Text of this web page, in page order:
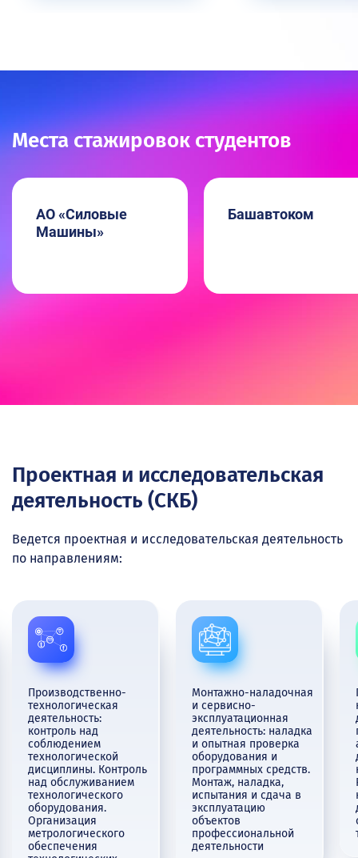
Места стажировок студентов
АО «Силовые
Машины»
Башавтоком
Проектная и исследовательская
деятельность (СКБ)
Ведется проектная и исследовательская деятельность
по направлениям:
Производственно-
технологическая
деятельность:
контроль над
соблюдением
технологической
дисциплины. Контроль
над обслуживанием
технологического
оборудования.
Организация
метрологического
обеспечения
Монтажно-наладочная
и сервисно-
эксплуатационная
деятельность: наладка
и опытная проверка
оборудования и
программных средств.
Монтаж, наладка,
испытания и сдача в
эксплуатацию
объектов
профессиональной
деятельности